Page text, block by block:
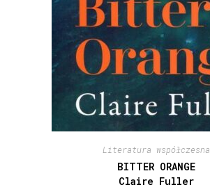
Literatura współczesna
BITTER ORANGE
Claire Fuller